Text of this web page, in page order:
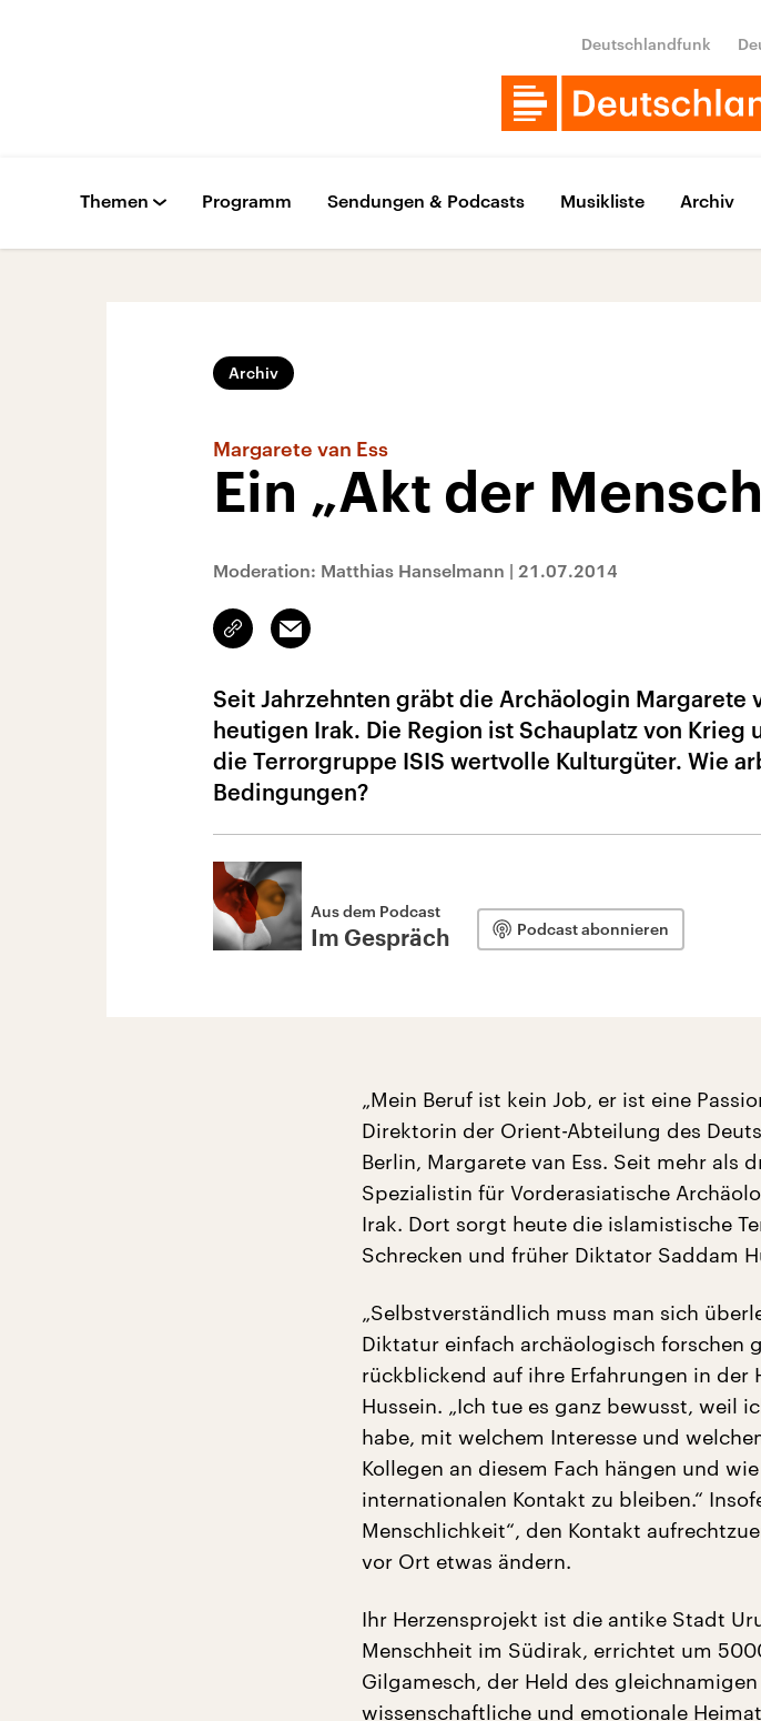
Deutschlandfunk
Themen Programm Sendungen & Podcasts Musikliste Archiv
Archiv
Margarete van Ess
Ein „Akt der
Moderation: Matthias Hanselmann | 21.07.2014
Link
kopieren/teilen
Email
Seit Jahrzehnten gräbt die Archäologin Margarete
heutigen Irak. Die Region ist Schauplatz von Krieg
die Terrorgruppe ISIS wertvolle Kulturgüter. Wie
Bedingungen?
Aus dem Podcast
Im Gespräch Podcast abonnieren
„Mein Beruf ist kein Job, er ist eine
Direktorin der Orient-Abteilung des
Berlin, Margarete van Ess. Seit mehr als
Spezialistin für Vorderasiatische
Irak. Dort sorgt heute die islamistische
Schrecken und früher Diktator Saddam
„Selbstverständlich muss man sich
Diktatur einfach archäologisch forschen
rückblickend auf ihre Erfahrungen in der
Hussein. „Ich tue es ganz bewusst, weil
habe, mit welchem Interesse und
Kollegen an diesem Fach hängen und
internationalen Kontakt zu bleiben.“
Menschlichkeit“, den Kontakt
vor Ort etwas ändern.
Ihr Herzensprojekt ist die antike Stadt
Menschheit im Südirak, errichtet um
Gilgamesch, der Held des
wissenschaftliche und emotionale